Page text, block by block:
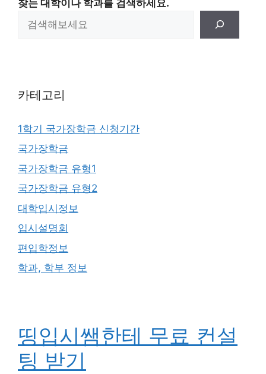
찾는 대학이나 학과를 검색하세요.
카테고리
1학기 국가장학금 신청기간
국가장학금
국가장학금 유형1
국가장학금 유형2
대학입시정보
입시설명회
편입학정보
학과, 학부 정보
띵입시쌤한테 무료 컨설
팅 받기